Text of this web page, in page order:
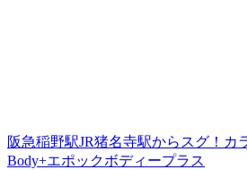
阪急稲野駅JR猪名寺駅からスグ！カ
Body+エポックボディープラス